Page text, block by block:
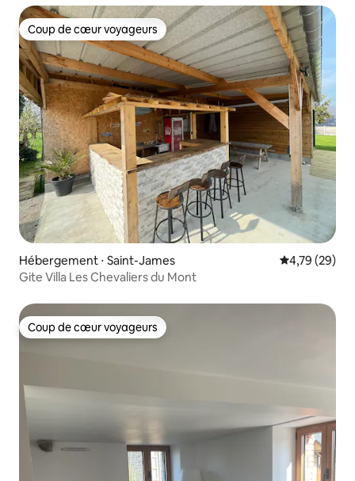
Coup de cœur voyageurs
Coup de cœur voyageurs
Hébergement ⋅ Saint-James Évaluation
4,79 (29)
Gite Villa Les Chevaliers du Mont
Coup de cœur voyageurs
Coup de cœur voyageurs